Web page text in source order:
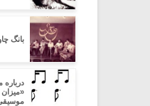
بانگ
موسیقی